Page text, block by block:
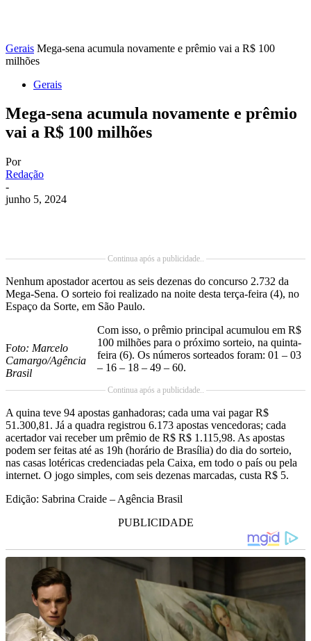
Gerais Mega-sena acumula novamente e prêmio vai a R$ 100
milhões
Gerais
Mega-sena acumula novamente e prêmio
vai a R$ 100 milhões
Por
Redação
-
junho 5, 2024
Continua após a publicidade..
Nenhum apostador acertou as seis dezenas do concurso 2.732 da
Mega-Sena. O sorteio foi realizado na noite desta terça-feira (4), no
Espaço da Sorte, em São Paulo.
Foto: Marcelo
Camargo/Agência
Brasil
Com isso, o prêmio principal acumulou em R$
100 milhões para o próximo sorteio, na quinta-
feira (6). Os números sorteados foram: 01 – 03
– 16 – 18 – 49 – 60.
Continua após a publicidade..
A quina teve 94 apostas ganhadoras; cada uma vai pagar R$
51.300,81. Já a quadra registrou 6.173 apostas vencedoras; cada
acertador vai receber um prêmio de R$ R$ 1.115,98. As apostas
podem ser feitas até as 19h (horário de Brasília) do dia do sorteio,
nas casas lotéricas credenciadas pela Caixa, em todo o país ou pela
internet. O jogo simples, com seis dezenas marcadas, custa R$ 5.
Edição: Sabrina Craide – Agência Brasil
PUBLICIDADE